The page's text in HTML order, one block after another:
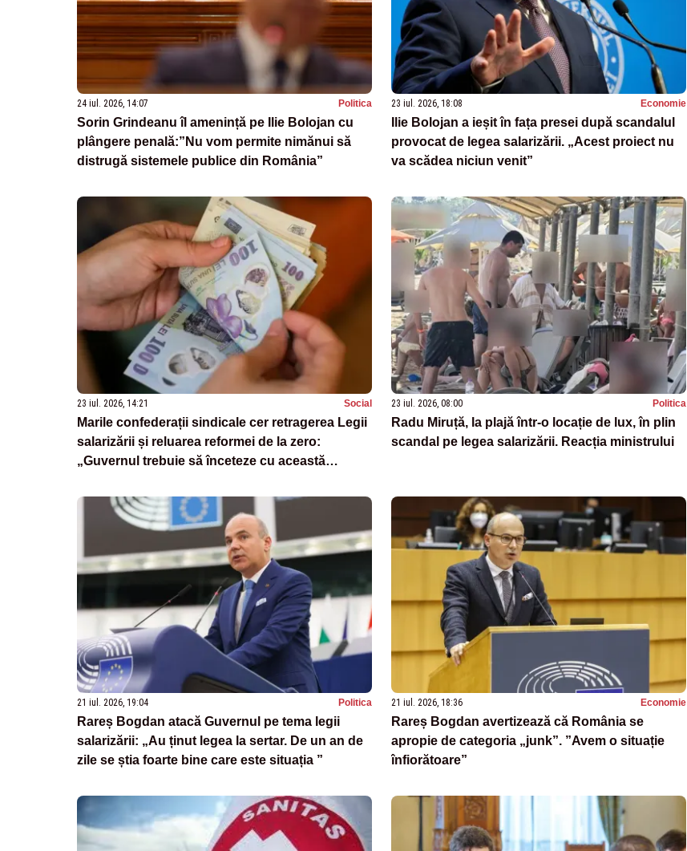
24 iul. 2026, 14:07 Politica
Sorin Grindeanu îl amenință pe Ilie Bolojan cu
plângere penală:”Nu vom permite nimănui să
distrugă sistemele publice din România”
23 iul. 2026, 18:08 Economie
Ilie Bolojan a ieșit în fața presei după scandalul
provocat de legea salarizării. „Acest proiect nu
va scădea niciun venit”
23 iul. 2026, 14:21 Social
Marile confederații sindicale cer retragerea Legii
salarizării și reluarea reformei de la zero:
„Guvernul trebuie să înceteze cu această
23 iul. 2026, 08:00 Politica
Radu Miruță, la plajă într-o locație de lux, în plin
scandal pe legea salarizării. Reacția ministrului
21 iul. 2026, 19:04 Politica
Rareș Bogdan atacă Guvernul pe tema legii
salarizării: „Au ținut legea la sertar. De un an de
zile se știa foarte bine care este situația ”
21 iul. 2026, 18:36 Economie
Rareș Bogdan avertizează că România se
apropie de categoria „junk”. ”Avem o situație
înfiorătoare”